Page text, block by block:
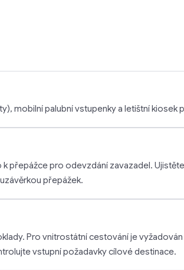
mobilní palubní vstupenky a letištní kiosek
přepážce pro odevzdání zavazadel.
přepážek.
Pro vnitrostátní cestování je
vstupní požadavky cílové destinace.